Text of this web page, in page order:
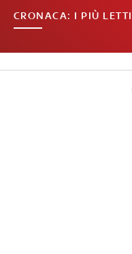
CRONACA: I PIÙ LETTI